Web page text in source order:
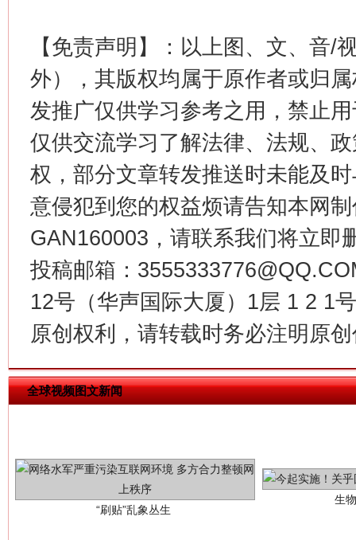
【免责声明】：以上图、文、音/
外），其版权均属于原作者或归
发推广仅供学习参考之用，禁止
仅供交流学习了解法律、法规、
权，部分文章转发推送时未能及
意侵犯到您的权益烦请告知本网
GAN160003，请联系我们将立即
投稿邮箱：
12号（华声国际大厦）1层 1 2 1
原创权利，请转载时务必注明原
全球视频图文新闻
魏明亮
生